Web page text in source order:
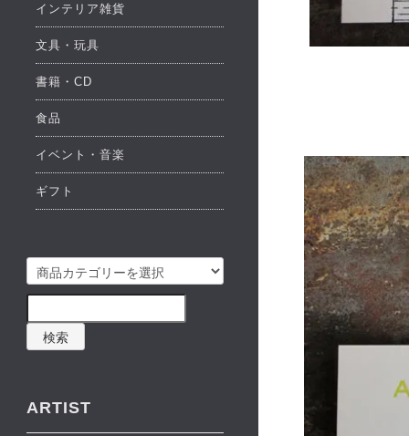
インテリア雑貨
文具・玩具
書籍・CD
食品
イベント・音楽
ギフト
検索
ARTIST